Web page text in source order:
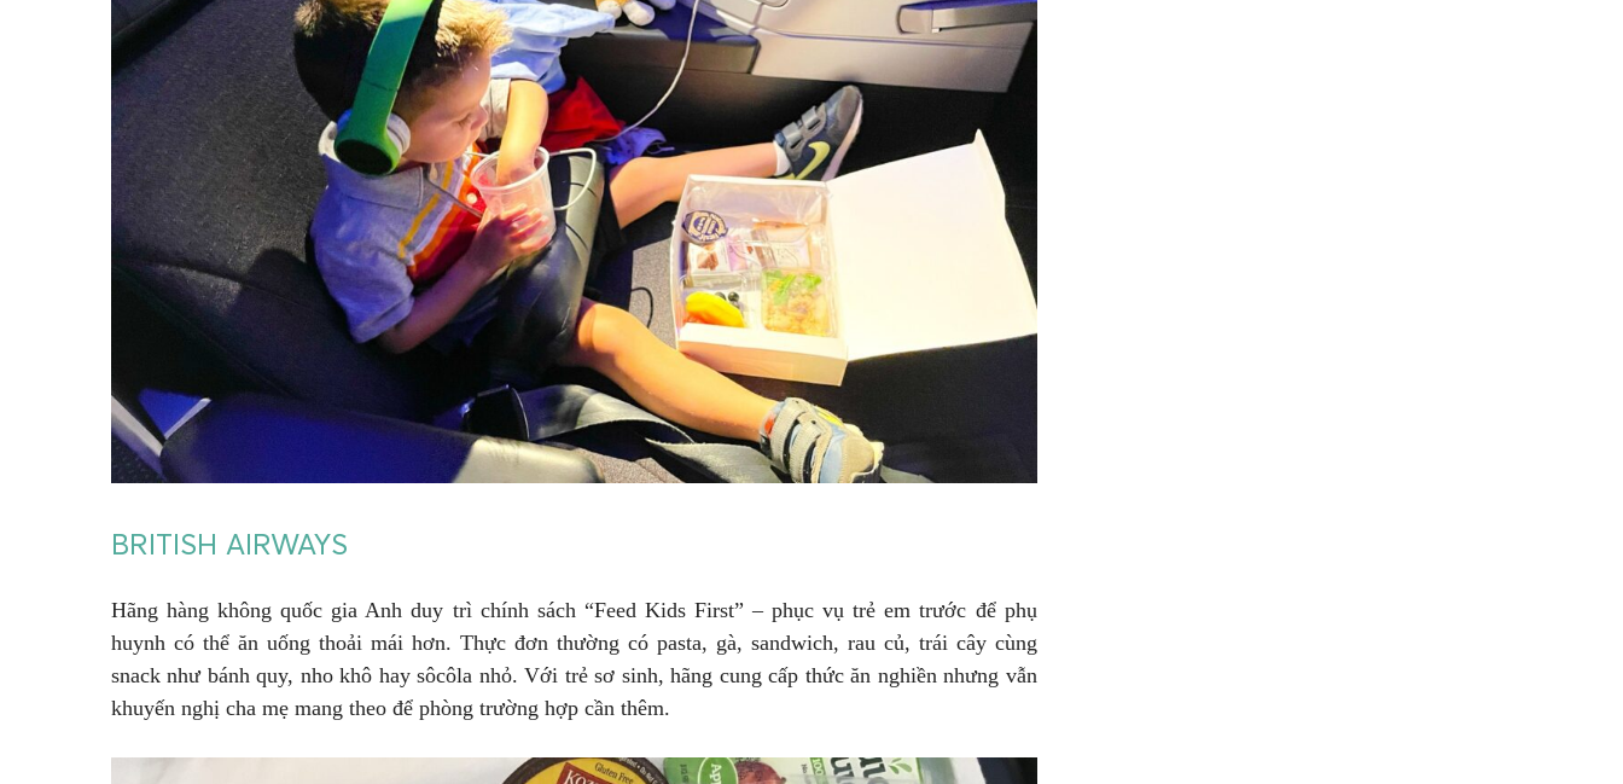
BRITISH AIRWAYS
Hãng hàng không quốc gia Anh duy trì chính sách “Feed Kids First” – phục vụ trẻ em trước để phụ
huynh có thể ăn uống thoải mái hơn. Thực đơn thường có pasta, gà, sandwich, rau củ, trái cây cùng
snack như bánh quy, nho khô hay sôcôla nhỏ. Với trẻ sơ sinh, hãng cung cấp thức ăn nghiền nhưng vẫn
khuyến nghị cha mẹ mang theo để phòng trường hợp cần thêm.